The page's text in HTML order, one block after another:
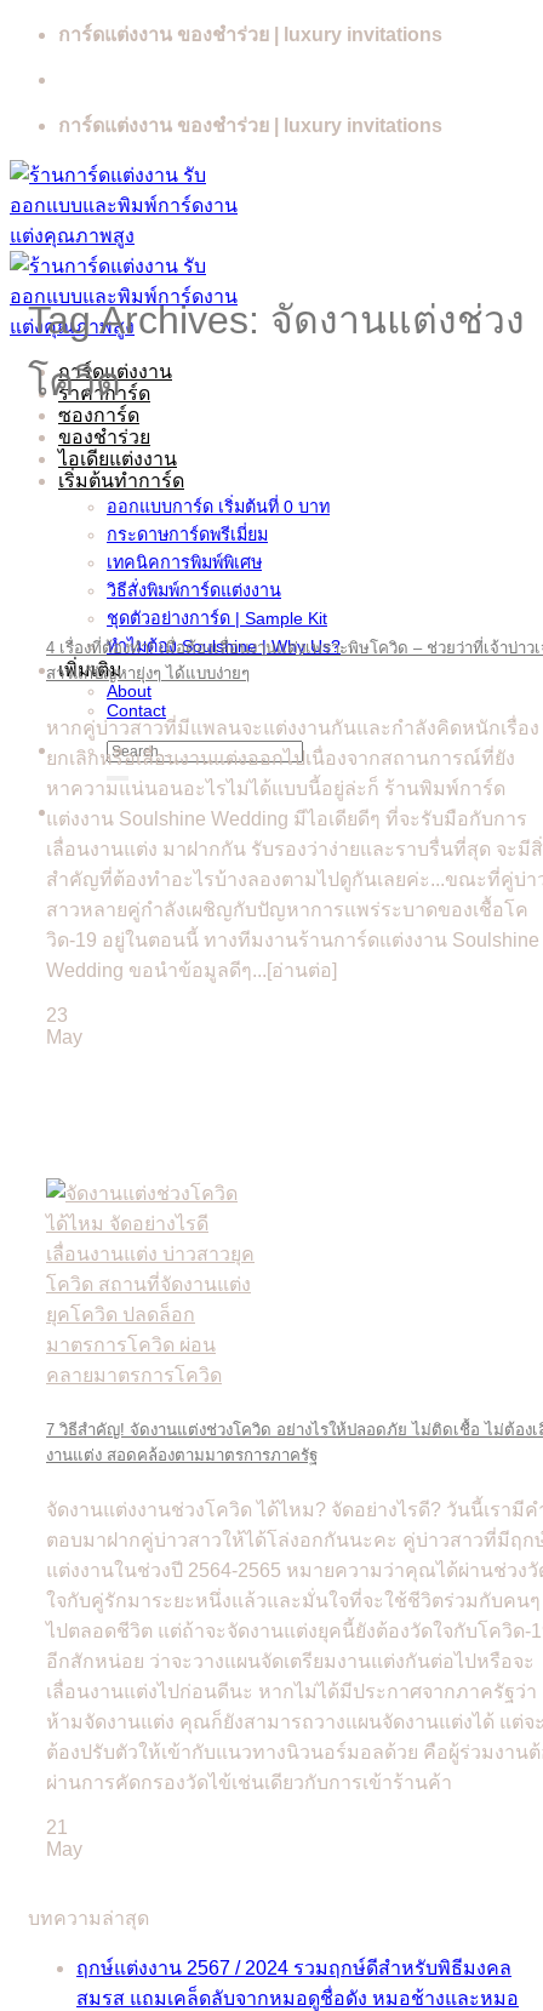
Skip
การ์ดแต่งงาน ของชำร่วย | luxury invitations
การ์ดแต่งงาน ของชำร่วย | luxury invitations
การ์ดแต่งงาน
ราคาการ์ด
ซองการ์ด
ของชำร่วย
ไอเดียแต่งงาน
เริ่มต้นทำการ์ด
ออกแบบการ์ด เริ่มต้นที่ 0 บาท
กระดาษการ์ดพรีเมี่ยม
เทคนิคการพิมพ์พิเศษ
วิธีสั่งพิมพ์การ์ดแต่งงาน
ชุดตัวอย่างการ์ด | Sample Kit
ทำไมต้อง Soulshine | Why Us?
เพิ่มเติม
About
Contact
Search
for:
Tag Archives: จัดงานแต่งช่วง
โควิด
4 เรื่องที่ต้องทำ! เมื่อต้องเลื่อนงานแต่งเพราะพิษโควิด – ช่วยว่าที่เจ้าบ่าว
สาวแก้ปัญหายุ่งๆ ได้แบบง่ายๆ
หากคู่บ่าวสาวที่มีแพลนจะแต่งงานกันและกำลังคิดหนักเรื่อง
ยกเลิกหรือเลื่อนงานแต่งออกไปเนื่องจากสถานการณ์ที่ยัง
หาความแน่นอนอะไรไม่ได้แบบนี้อยู่ล่ะก็ ร้านพิมพ์การ์ด
แต่งงาน Soulshine Wedding มีไอเดียดีๆ ที่จะรับมือกับการ
เลื่อนงานแต่ง มาฝากกัน รับรองว่าง่ายและราบรื่นที่สุด จะมี
สำคัญที่ต้องทำอะไรบ้างลองตามไปดูกันเลยค่ะ...ขณะที่คู่บ่า
สาวหลายคู่กำลังเผชิญกับปัญหาการแพร่ระบาดของเชื้อโค
วิด-19 อยู่ในตอนนี้ ทางทีมงานร้านการ์ดแต่งงาน Soulshine
Wedding ขอนำข้อมูลดีๆ...[อ่านต่อ]
23
May
7 วิธีสำคัญ! จัดงานแต่งช่วงโควิด อย่างไรให้ปลอดภัย ไม่ติดเชื้อ ไม่ต้อง
งานแต่ง สอดคล้องตามมาตรการภาครัฐ
จัดงานแต่งงานช่วงโควิด ได้ไหม? จัดอย่างไรดี? วันนี้เรามีค
ตอบมาฝากคู่บ่าวสาวให้ได้โล่งอกกันนะคะ คู่บ่าวสาวที่มีฤก
แต่งงานในช่วงปี 2564-2565 หมายความว่าคุณได้ผ่านช่วงวั
ใจกับคู่รักมาระยะหนึ่งแล้วและมั่นใจที่จะใช้ชีวิตร่วมกับคน
ไปตลอดชีวิต แต่ถ้าจะจัดงานแต่งยุคนี้ยังต้องวัดใจกับโควิด-
อีกสักหน่อย ว่าจะวางแผนจัดเตรียมงานแต่งกันต่อไปหรือจะ
เลื่อนงานแต่งไปก่อนดีนะ หากไม่ได้มีประกาศจากภาครัฐว่า
ห้ามจัดงานแต่ง คุณก็ยังสามารถวางแผนจัดงานแต่งได้ แต่จ
ต้องปรับตัวให้เข้ากับแนวทางนิวนอร์มอลด้วย คือผู้ร่วมงานต้
ผ่านการคัดกรองวัดไข้เช่นเดียวกับการเข้าร้านค้า
21
May
บทความล่าสุด
ฤกษ์แต่งงาน 2567 / 2024 รวมฤกษ์ดีสำหรับพิธีมงคล
สมรส แถมเคล็ดลับจากหมอดูชื่อดัง หมอช้างและหมอ